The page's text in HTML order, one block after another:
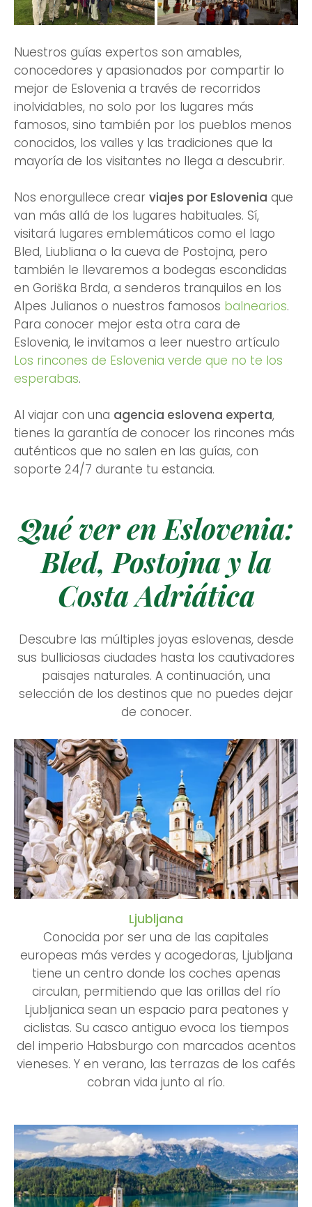
Nuestros guías expertos son amables,
conocedores y apasionados por compartir lo
mejor de Eslovenia a través de recorridos
inolvidables, no solo por los lugares más
famosos, sino también por los pueblos menos
conocidos, los valles y las tradiciones que la
mayoría de los visitantes no llega a descubrir.
Nos enorgullece crear viajes por Eslovenia que
van más allá de los lugares habituales. Sí,
visitará lugares emblemáticos como el lago
Bled, Liubliana o la cueva de Postojna, pero
también le llevaremos a bodegas escondidas
en Goriška Brda, a senderos tranquilos en los
Alpes Julianos o nuestros famosos balnearios.
Para conocer mejor esta otra cara de
Eslovenia, le invitamos a leer nuestro artículo
Los rincones de Eslovenia verde que no te los
esperabas.
Al viajar con una agencia eslovena experta,
tienes la garantía de conocer los rincones más
auténticos que no salen en las guías, con
soporte 24/7 durante tu estancia.
Qué ver en Eslovenia:
Bled, Postojna y la
Costa Adriática
Descubre las múltiples joyas eslovenas, desde
sus bulliciosas ciudades hasta los cautivadores
paisajes naturales. A continuación, una
selección de los destinos que no puedes dejar
de conocer.
Ljubljana
Conocida por ser una de las capitales
europeas más verdes y acogedoras, Ljubljana
tiene un centro donde los coches apenas
circulan, permitiendo que las orillas del río
Ljubljanica sean un espacio para peatones y
ciclistas. Su casco antiguo evoca los tiempos
del imperio Habsburgo con marcados acentos
vieneses. Y en verano, las terrazas de los cafés
cobran vida junto al río.